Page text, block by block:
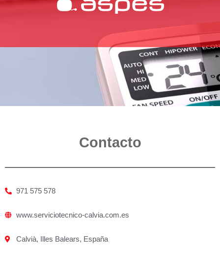
Contacto
971 575 578
www.serviciotecnico-calvia.com.es
Calvià, Illes Balears, España